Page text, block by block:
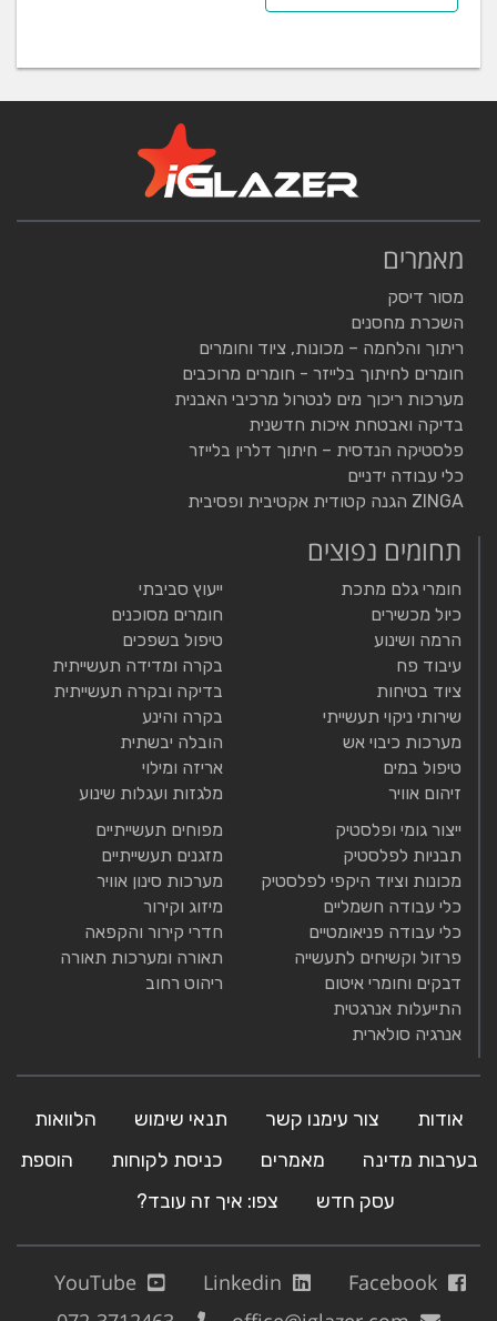
מאמרים
מסור דיסק
השכרת מחסנים
ריתוך והלחמה – מכונות, ציוד וחומרים
חומרים לחיתוך בלייזר - חומרים מרוכבים
מערכות ריכוך מים לנטרול מרכיבי האבנית
בדיקה ואבטחת איכות חדשנית
פלסטיקה הנדסית – חיתוך דלרין בלייזר
כלי עבודה ידניים
ZINGA הגנה קטודית אקטיבית ופסיבית
תחומים נפוצים
חומרי גלם מתכת
כיול מכשירים
הרמה ושינוע
עיבוד פח
ציוד בטיחות
שירותי ניקוי תעשייתי
מערכות כיבוי אש
טיפול במים
זיהום אוויר
ייעוץ סביבתי
חומרים מסוכנים
טיפול בשפכים
בקרה ומדידה תעשייתית
בדיקה ובקרה תעשייתית
בקרה והינע
הובלה יבשתית
אריזה ומילוי
מלגזות ועגלות שינוע
ייצור גומי ופלסטיק
תבניות לפלסטיק
מכונות וציוד היקפי לפלסטיק
כלי עבודה חשמליים
כלי עבודה פניאומטיים
פרזול וקשיחים לתעשייה
דבקים וחומרי איטום
התייעלות אנרגטית
אנרגיה סולארית
מפוחים תעשייתיים
מזגנים תעשייתיים
מערכות סינון אוויר
מיזוג וקירור
חדרי קירור והקפאה
תאורה ומערכות תאורה
ריהוט רחוב
אודות צור עימנו קשר תנאי שימוש
הלוואות
בערבות מדינה
מאמרים כניסת לקוחות
הוספת
עסק חדש
צפו: איך זה עובד?
Facebook